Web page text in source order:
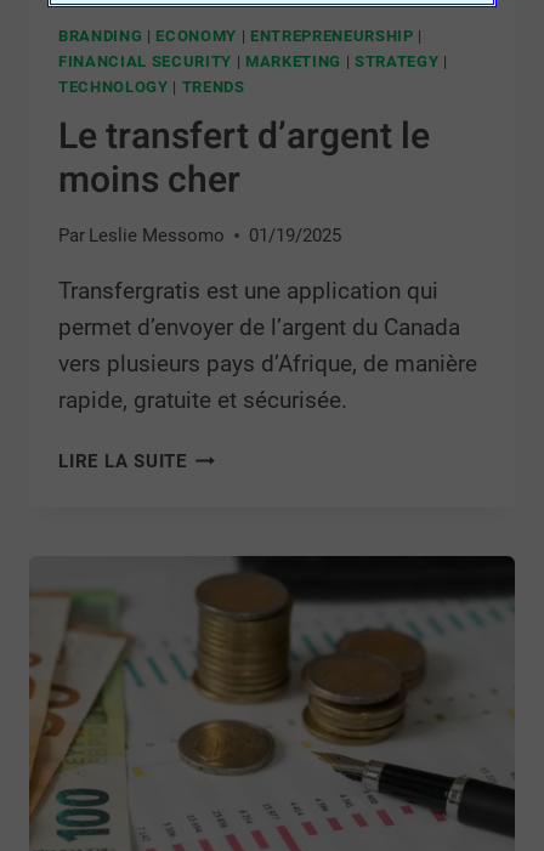
BRANDING | ECONOMY | ENTREPRENEURSHIP |
FINANCIAL SECURITY | MARKETING | STRATEGY |
TECHNOLOGY | TRENDS
Le transfert d’argent le
moins cher
Par Leslie Messomo 01/19/2025
Transfergratis est une application qui
permet d’envoyer de l’argent du Canada
vers plusieurs pays d’Afrique, de manière
rapide, gratuite et sécurisée.
LIRE LA SUITE